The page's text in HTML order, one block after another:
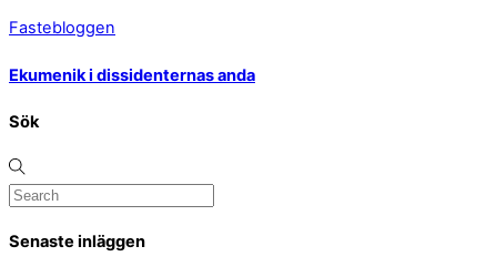
Fastebloggen
Ekumenik i dissidenternas anda
Sök
Senaste inläggen